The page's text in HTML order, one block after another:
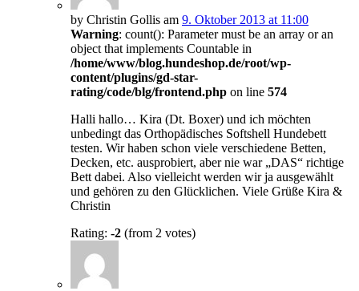
by Christin Gollis am 9. Oktober 2013 at 11:00
Warning: count(): Parameter must be an array or an
object that implements Countable in
/home/www/blog.hundeshop.de/root/wp-
content/plugins/gd-star-
rating/code/blg/frontend.php on line 574
Halli hallo… Kira (Dt. Boxer) und ich möchten
unbedingt das Orthopädisches Softshell Hundebett
testen. Wir haben schon viele verschiedene Betten,
Decken, etc. ausprobiert, aber nie war „DAS“ richtige
Bett dabei. Also vielleicht werden wir ja ausgewählt
und gehören zu den Glücklichen. Viele Grüße Kira &
Christin
Rating: -2 (from 2 votes)